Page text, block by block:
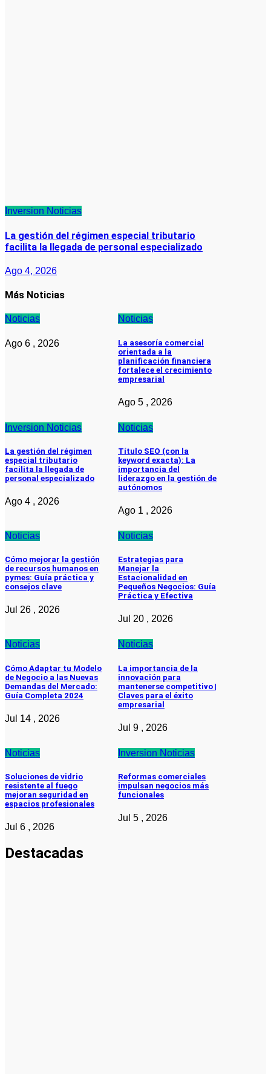
Inversion Noticias
La gestión del régimen especial tributario
facilita la llegada de personal especializado
Ago 4, 2026
Más Noticias
Noticias
Ago 6 , 2026
Noticias
La asesoría comercial
orientada a la
planificación financiera
fortalece el crecimiento
empresarial
Ago 5 , 2026
Inversion Noticias
La gestión del régimen
especial tributario
facilita la llegada de
personal especializado
Ago 4 , 2026
Noticias
Título SEO (con la
keyword exacta): La
importancia del
liderazgo en la gestión de
autónomos
Ago 1 , 2026
Noticias
Cómo mejorar la gestión
de recursos humanos en
pymes: Guía práctica y
consejos clave
Jul 26 , 2026
Noticias
Estrategias para
Manejar la
Estacionalidad en
Pequeños Negocios: Guía
Práctica y Efectiva
Jul 20 , 2026
Noticias
Cómo Adaptar tu Modelo
de Negocio a las Nuevas
Demandas del Mercado:
Guía Completa 2024
Jul 14 , 2026
Noticias
La importancia de la
innovación para
mantenerse competitivo |
Claves para el éxito
empresarial
Jul 9 , 2026
Noticias
Soluciones de vidrio
resistente al fuego
mejoran seguridad en
espacios profesionales
Jul 6 , 2026
Inversion Noticias
Reformas comerciales
impulsan negocios más
funcionales
Jul 5 , 2026
Destacadas